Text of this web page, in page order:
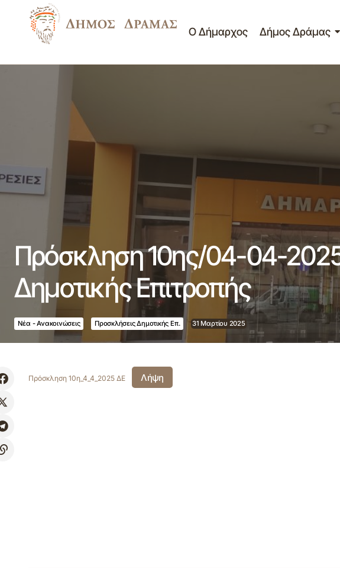
Ο Δήμαρχος Δήμος Δράμας
Πρόσκληση 10ης/04-04-
Δημοτικής Επιτροπής
Νέα - Ανακοινώσεις Προσκλήσεις Δημοτικής Επ. 31 Μαρτίου 2025
Πρόσκληση 10η_4_4_2025 ΔΕ Λήψη